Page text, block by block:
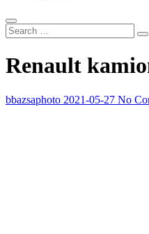
Renault
bbazsaphoto 2021-05-27 No